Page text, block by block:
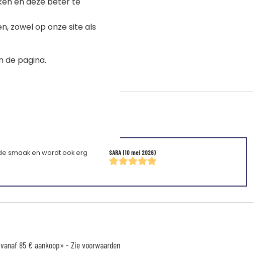
SARA(10 mei 2026)
smaak en wordt ook erg
85 € aankoop» - Zie voorwaarden
zowel op onze site als
de pagina.